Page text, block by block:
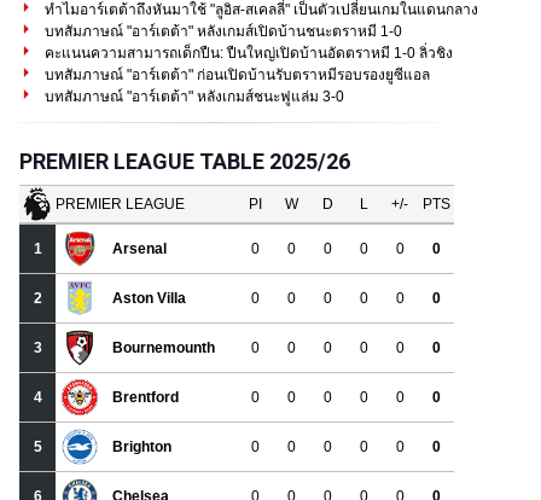
ทำไมอาร์เตต้าถึงหันมาใช้ "ลูอิส-สเคลลี่" เป็นตัวเปลี่ยนเกมในแดนกลาง
บทสัมภาษณ์ "อาร์เตต้า" หลังเกมส์เปิดบ้านชนะตราหมี 1-0
คะแนนความสามารถเด็กปืน: ปืนใหญ่เปิดบ้านอัดตราหมี 1-0 ลิ่วชิง
บทสัมภาษณ์ "อาร์เตต้า" ก่อนเปิดบ้านรับตราหมีรอบรองยูซีแอล
บทสัมภาษณ์ "อาร์เตต้า" หลังเกมส์ชนะฟูแล่ม 3-0
PREMIER LEAGUE TABLE 2025/26